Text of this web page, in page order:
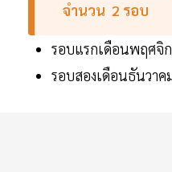
จำนวน 2 รอบ
รอบแรกเดือนพฤศจิ
รอบสองเดือนธันวาค